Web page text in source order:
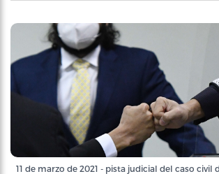
11 de marzo de 2021 - pista judicial del caso civil